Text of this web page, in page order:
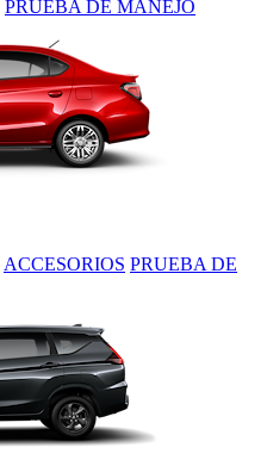
PRUEBA DE MANEJO
ACCESORIOS PRUEBA DE